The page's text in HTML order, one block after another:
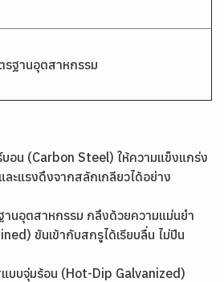
รฐานอุตสาหกรรม
อน (Carbon Steel) ให้ความแข็งแกร่ง
ละแรงดึงจากสลักเกลียวได้อย่าง
านอุตสาหกรรม กลึงด้วยความแม่นยำ
ขันเข้ากับสกรูได้เรียบลื่น ไม่ปีน
บบจุ่มร้อน (Hot-Dip Galvanized)